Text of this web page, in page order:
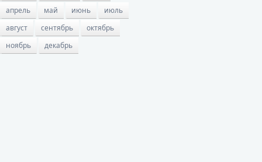
апрель
май июнь
июль
август
сентябрь
октябрь
ноябрь
декабрь